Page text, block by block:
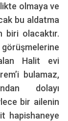
olmaya ve
bu aldatma
biri olacaktır.
Halit evi
bulamaz,
dolayı
bir ailenin
hapishaneye